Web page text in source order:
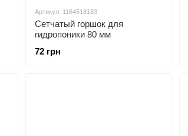
Артикул: 1164518183
Сетчатый горшок для
гидропоники 80 мм
72 грн